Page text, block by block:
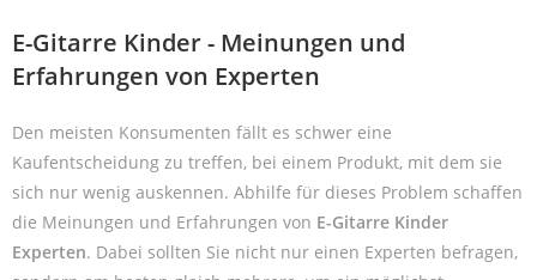
E-Gitarre Kinder - Meinungen und
Erfahrungen von Experten
Den meisten Konsumenten fällt es schwer eine
Kaufentscheidung zu treffen, bei einem Produkt, mit dem sie
sich nur wenig auskennen. Abhilfe für dieses Problem schaffen
die Meinungen und Erfahrungen von E-Gitarre Kinder
Experten. Dabei sollten Sie nicht nur einen Experten befragen,